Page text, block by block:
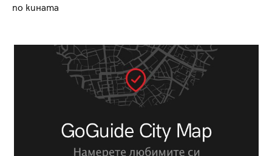
по кината